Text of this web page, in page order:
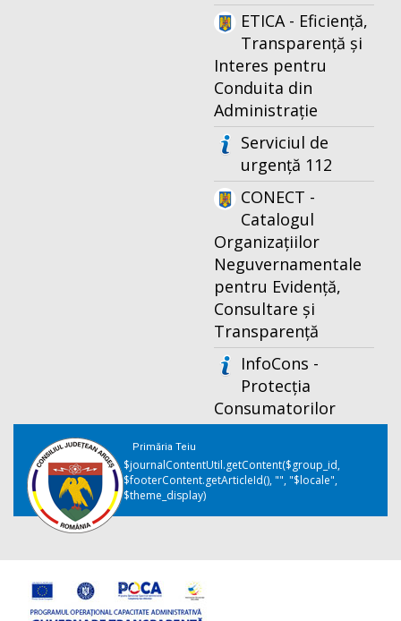
ETICA - Eficiență,
Transparență și
Interes pentru
Conduita din
Administrație
Serviciul de
urgență 112
CONECT -
Catalogul
Organizațiilor
Neguvernamentale
pentru Evidență,
Consultare și
Transparență
InfoCons -
Protecția
Consumatorilor
Primăria Teiu
$journalContentUtil.getContent($group_id,
$footerContent.getArticleId(), "", "$locale",
$theme_display)